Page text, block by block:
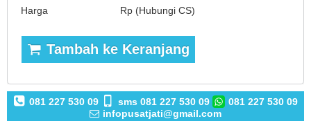
Harga
Rp (Hubungi CS)
Tambah ke Keranjang
081 227 530 09 sms 081 227 530 09
081 227 530 09
infopusatjati@gmail.com